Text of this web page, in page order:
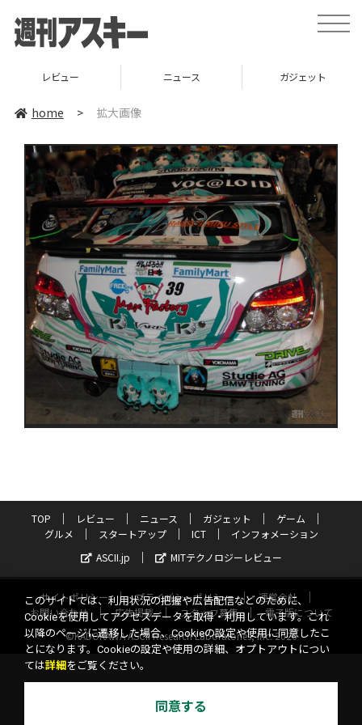
toggle
レビュー ニュース ガジェット
home > 拡大画像
TOP レビュー ニュース ガジェット
ゲーム
グルメ
スタートアップ ICT
インフォメーション
ASCII.jp
MITテクノロジーレビュー
サイトポリシー プライバシーポリシー
運営会社
お問い合わせ
広告掲載 スタッフ募集
電子版について
©KADOKAWA ASCII Research Laboratories, Inc. 2026
このサイトでは、利用状況の把握や広告配信などのために、
Cookieを使用してアクセスデータを取得・利用しています。これ
以降のページに遷移した場合、Cookieの設定や使用に同意したこ
とになります。Cookieの設定や使用の詳細、オプトアウトについ
ては詳細 をご覧ください。
同意する